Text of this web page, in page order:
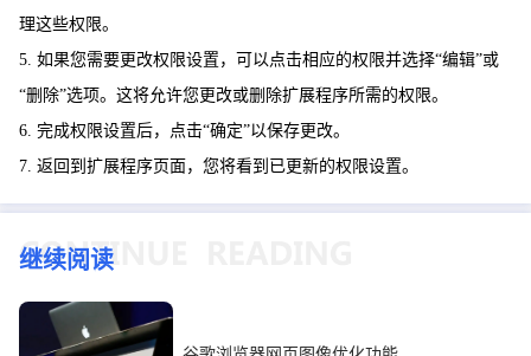
理这些权限。
5. 如果您需要更改权限设置，可以点击相应的权限并选择“编辑”或
“删除”选项。这将允许您更改或删除扩展程序所需的权限。
6. 完成权限设置后，点击“确定”以保存更改。
7. 返回到扩展程序页面，您将看到已更新的权限设置。
继续阅读